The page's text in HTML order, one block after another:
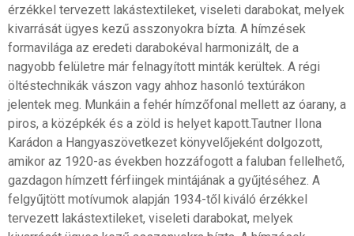
érzékkel tervezett lakástextileket, viseleti darabokat, melyek
kivarrását ügyes kezű asszonyokra bízta. A hímzések
formavilága az eredeti darabokéval harmonizált, de a
nagyobb felületre már felnagyított minták kerültek. A régi
öltéstechnikák vászon vagy ahhoz hasonló textúrákon
jelentek meg. Munkáin a fehér hímzőfonal mellett az óarany, a
piros, a középkék és a zöld is helyet kapott.Tautner Ilona
Karádon a Hangyaszövetkezet könyvelőjeként dolgozott,
amikor az 1920-as években hozzáfogott a faluban fellelhető,
gazdagon hímzett férfiingek mintájának a gyűjtéséhez. A
felgyűjtött motívumok alapján 1934-től kiváló érzékkel
tervezett lakástextileket, viseleti darabokat, melyek